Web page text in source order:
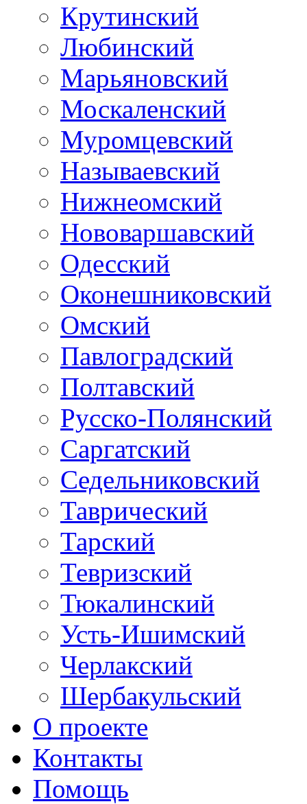
Крутинский
Любинский
Марьяновский
Москаленский
Муромцевский
Называевский
Нижнеомский
Нововаршавский
Одесский
Оконешниковский
Омский
Павлоградский
Полтавский
Русско-Полянский
Саргатский
Седельниковский
Таврический
Тарский
Тевризский
Тюкалинский
Усть-Ишимский
Черлакский
Шербакульский
О проекте
Контакты
Помощь